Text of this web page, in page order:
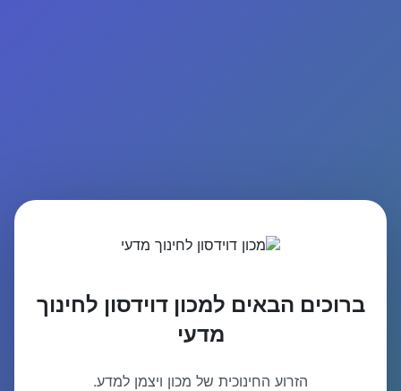
ברוכים הבאים למכון דוידסון לחינוך
מדעי
הזרוע החינוכית של מכון ויצמן למדע.